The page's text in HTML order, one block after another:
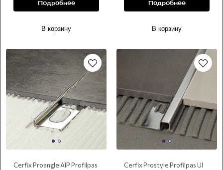
Подробнее
В корзину
Подробнее
В корзину
Cerfix Proangle AIP Profilpas
Cerfix Prostyle Profilpas UI